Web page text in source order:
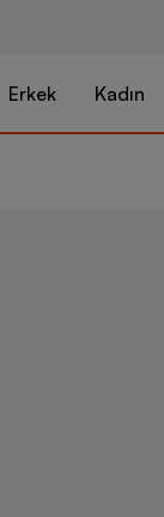
Erkek Kadın